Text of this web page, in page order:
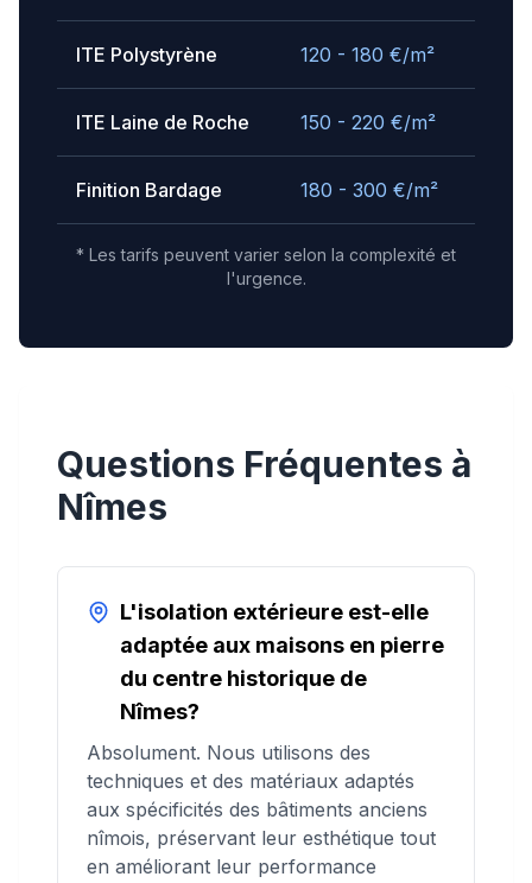
ITE Polystyrène 120 - 180 €/m²
ITE Laine de Roche 150 - 220 €/m²
Finition Bardage 180 - 300 €/m²
* Les tarifs peuvent varier selon la complexité et
l'urgence.
Questions Fréquentes à
Nîmes
L'isolation extérieure est-elle
adaptée aux maisons en pierre
du centre historique de
Nîmes?
Absolument. Nous utilisons des
techniques et des matériaux adaptés
aux spécificités des bâtiments anciens
nîmois, préservant leur esthétique tout
en améliorant leur performance